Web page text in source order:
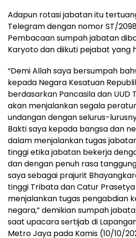
Adapun rotasi jabatan itu
Telegram dengan nomor ST/
Pembacaan sumpah jabatan
Karyoto dan diikuti pejabat yang
“Demi Allah saya bersumpah
kepada Negara Kesatuan
berdasarkan Pancasila dan UUD
akan menjalankan segala
undangan dengan selurus-
Bakti saya kepada bangsa dan
dalam menjalankan tugas
tinggi etika jabatan bekerja
dan dengan penuh rasa
saya sebagai prajurit
tinggi Tribata dan Catur
menjalankan tugas pengabdian
negara,” demikian sumpah
saat upacara sertijab di
Metro Jaya pada Kamis (10/10/